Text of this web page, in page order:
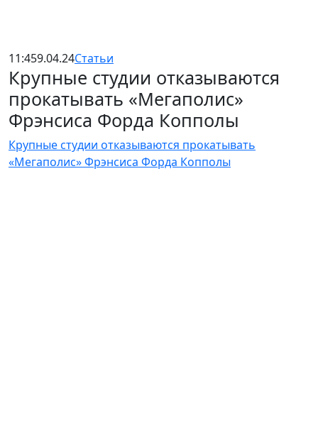
11:459.04.24Статьи
Крупные студии отказываются
прокатывать «Мегаполис»
Фрэнсиса Форда Копполы
Крупные студии отказываются прокатывать
«Мегаполис» Фрэнсиса Форда Копполы